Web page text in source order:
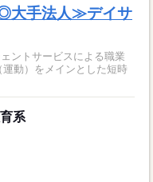
大手法人≫デイサ
ントサービスによる職業
動）をメインとした短時
系